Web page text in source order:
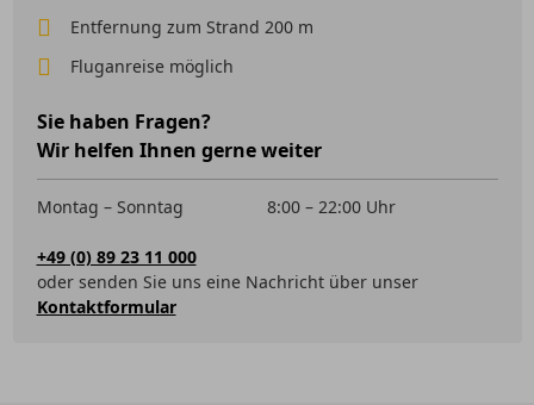
Entfernung zum Strand 200 m
Fluganreise möglich
Sie haben Fragen?
Wir helfen Ihnen gerne weiter
Montag – Sonntag 8:00 – 22:00 Uhr
+49 (0) 89 23 11 000
oder senden Sie uns eine Nachricht über unser
Kontaktformular